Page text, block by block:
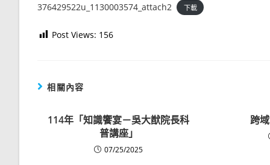
376429522u_1130003574_attach2 下載
Post Views: 156
相關內容
114年「知識饗宴－吳大猷院長科
普講座」
07/25/2025
跨